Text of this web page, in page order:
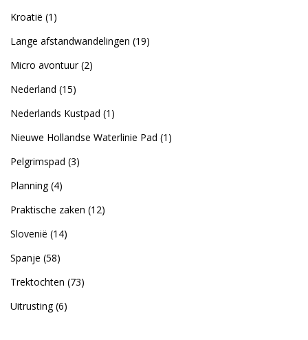
Kroatië (1)
Lange afstandwandelingen (19)
Micro avontuur(2)
Nederland (15)
Nederlands Kustpad (1)
Nieuwe Hollandse Waterlinie Pad (1)
Pelgrimspad (3)
Planning(4)
Praktische zaken (12)
Slovenië (14)
Spanje (58)
Trektochten (73)
Uitrusting(6)